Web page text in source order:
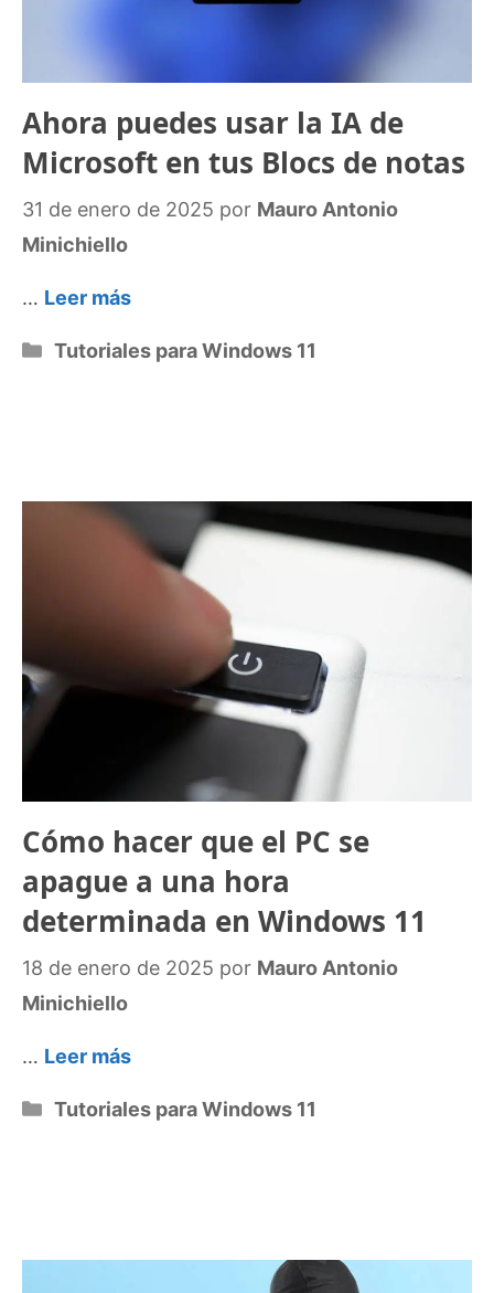
Ahora puedes usar la IA de
Microsoft en tus Blocs de notas
31 de enero de 2025 por Mauro Antonio
Minichiello
… Leer más
Categorías
Tutoriales para Windows 11
Cómo hacer que el PC se
apague a una hora
determinada en Windows 11
18 de enero de 2025 por Mauro Antonio
Minichiello
… Leer más
Categorías
Tutoriales para Windows 11